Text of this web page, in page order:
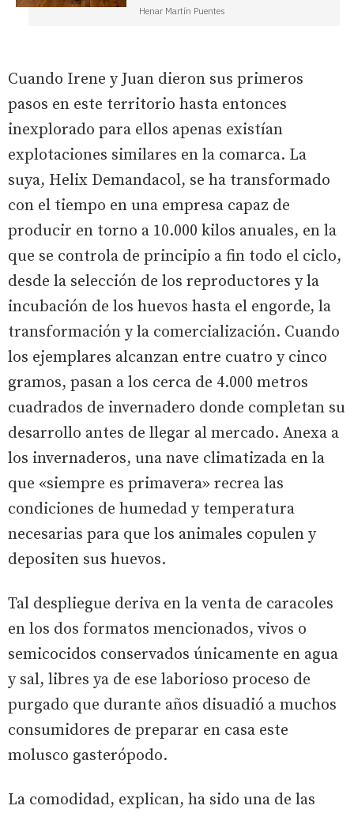
Henar Martín Puentes
Cuando Irene y Juan dieron sus primeros
pasos en este territorio hasta entonces
inexplorado para ellos apenas existían
explotaciones similares en la comarca. La
suya, Helix Demandacol, se ha transformado
con el tiempo en una empresa capaz de
producir en torno a 10.000 kilos anuales, en la
que se controla de principio a fin todo el ciclo,
desde la selección de los reproductores y la
incubación de los huevos hasta el engorde, la
transformación y la comercialización. Cuando
los ejemplares alcanzan entre cuatro y cinco
gramos, pasan a los cerca de 4.000 metros
cuadrados de invernadero donde completan su
desarrollo antes de llegar al mercado. Anexa a
los invernaderos, una nave climatizada en la
que «siempre es primavera» recrea las
condiciones de humedad y temperatura
necesarias para que los animales copulen y
depositen sus huevos.
Tal despliegue deriva en la venta de caracoles
en los dos formatos mencionados, vivos o
semicocidos conservados únicamente en agua
y sal, libres ya de ese laborioso proceso de
purgado que durante años disuadió a muchos
consumidores de preparar en casa este
molusco gasterópodo.
La comodidad, explican, ha sido una de las